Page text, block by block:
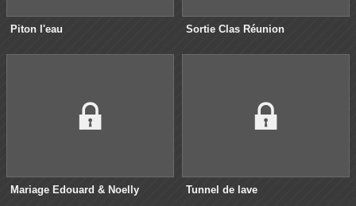
Piton l'eau Sortie Clas Réunion
Mariage Edouard & Noelly Tunnel de lave